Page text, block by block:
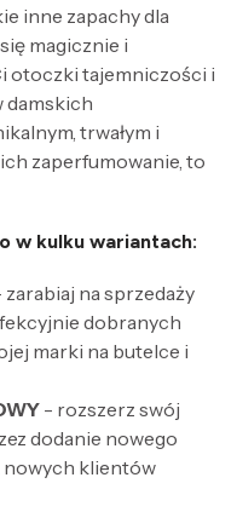
inne zapachy dla
magicznie i
otoczki tajemniczości i
damskich
trwałym i
zaperfumowanie, to
w kulku wariantach:
zarabiaj na sprzedaży
dobranych
marki na butelce i
- rozszerz swój
dodanie nowego
nowych klientów